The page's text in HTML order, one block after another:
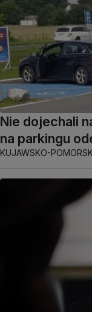
Nie dojechali
na parkingu
KUJAWSKO-